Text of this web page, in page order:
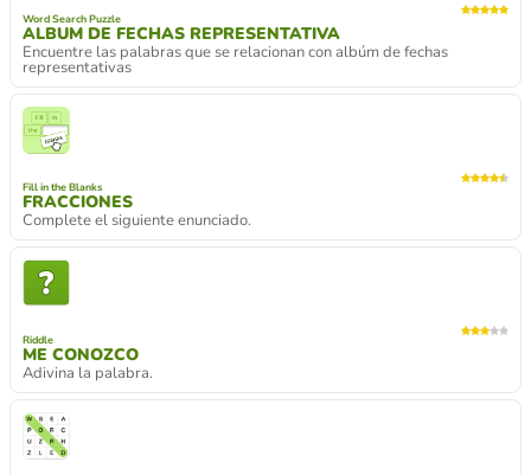
Word Search Puzzle
ALBUM DE FECHAS REPRESENTATIVA
Encuentre las palabras que se relacionan con albúm de fechas
representativas
Fill in the Blanks
FRACCIONES
Complete el siguiente enunciado.
Riddle
ME CONOZCO
Adivina la palabra.